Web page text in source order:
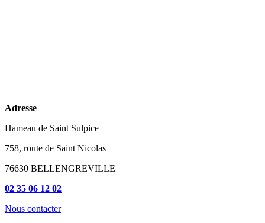
Adresse
Hameau de Saint Sulpice
758, route de Saint Nicolas
76630 BELLENGREVILLE
02 35 06 12 02
Nous contacter